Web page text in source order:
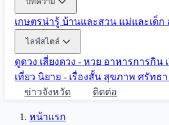
เกษตรน่ารู้ บ้านและสวน แม่และเด็ก
ไลฟ์สไตล์
ดูดวง เสี่ยงดวง - หวย อาหารการกิน
เที่ยว นิยาย - เรื่องสั้น สุขภาพ ศรัทธา
ข่าวจังหวัด
ติดต่อ
หน้าแรก